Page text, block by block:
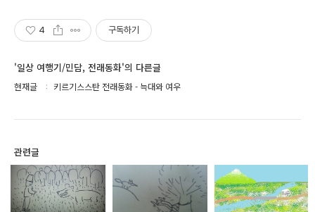
4 구독하기
'일상 여행기/민담, 전래동화'의 다른글
현재글 키르기스스탄 전래동화 - 늑대와 여우
관련글